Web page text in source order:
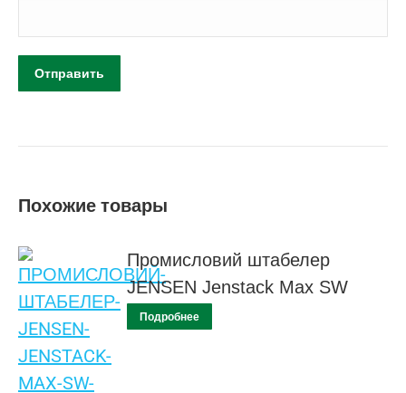
Похожие товары
Промисловий штабелер
JENSEN Jenstack Max SW
Подробнее